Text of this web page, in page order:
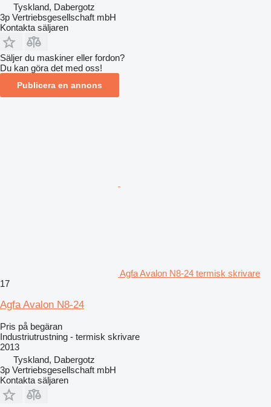
Tyskland, Dabergotz
3p Vertriebsgesellschaft mbH
Kontakta säljaren
Säljer du maskiner eller fordon?
Du kan göra det med oss!
Publicera en annons
Agfa Avalon N8-24 termisk skrivare
17
Agfa Avalon N8-24
Pris på begäran
Industriutrustning - termisk skrivare
2013
Tyskland, Dabergotz
3p Vertriebsgesellschaft mbH
Kontakta säljaren